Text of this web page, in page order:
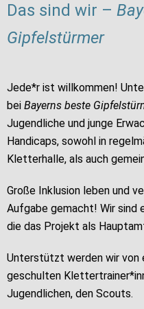
Das sind wir –
Gipfelstürmer
Jede*r ist willkommen!
bei Bayerns beste
Jugendliche und junge
Handicaps, sowohl in
Kletterhalle, als auch
Große Inklusion leben und
Aufgabe gemacht! Wir sind
die das Projekt als
Unterstützt werden wir von
geschulten
Jugendlichen, den Scouts.